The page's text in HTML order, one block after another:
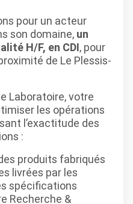
pour un acteur
son domaine, un
H/F, en CDI, pour
de Le Plessis-
Laboratoire, votre
les opérations
l’exactitude des
:
produits fabriqués
livrées par les
spécifications
Recherche &